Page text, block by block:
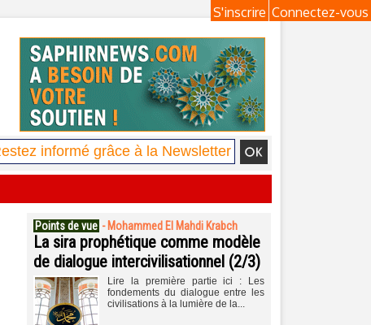
Connectez-vous
S'inscrire
Points de vue - Mohammed El Mahdi Krabch
La sira prophétique comme modèle
de dialogue intercivilisationnel (2/3)
Lire la première partie ici : Les
fondements du dialogue entre les
civilisations à la lumière de la...